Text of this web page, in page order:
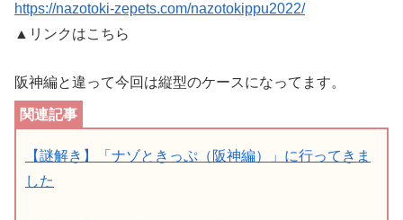
https://nazotoki-zepets.com/nazotokippu2022/
▲リンクはこちら
阪神編と違って今回は縦型のケースになってます。
【謎解き】「ナゾときっぷ（阪神編）」に行ってきま
した